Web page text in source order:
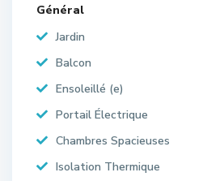
Général
Jardin
Balcon
Ensoleillé (e)
Portail Électrique
Chambres Spacieuses
Isolation Thermique